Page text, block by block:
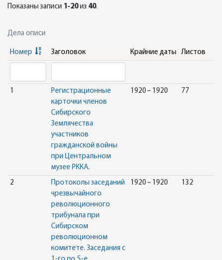
Показаны записи 1-20из 40.
Дела описи
Номер Заголовок Крайние даты Листов
1
Регистрационные
карточки членов
Сибирского
Землячества
участников
гражданской войны
при Центральном
музее РККА.
1920 – 1920 77
2
Протоколы заседаний
чрезвычайного
революционного
трибунала при
Сибирском
революционном
комитете. Заседания с
1920 – 1920 132